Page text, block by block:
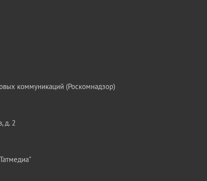
коммуникаций (Роскомнадзор)
д. 2